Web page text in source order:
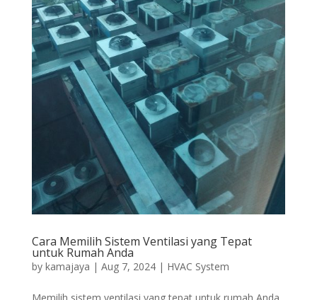
Cara Memilih Sistem Ventilasi yang Tepat
untuk Rumah Anda
by kamajaya | Aug 7, 2024| HVAC System